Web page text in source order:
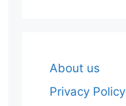
About us
Privacy Policy